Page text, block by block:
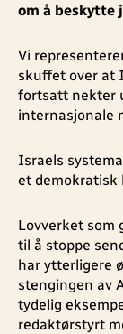
om å beskytte
Vi
skuffet over at
fortsatt nekter
internasjonale
Israels
et demokratisk
Lovverket som
til å stoppe
har ytterligere
stengingen av
tydelig
redaktørstyrt